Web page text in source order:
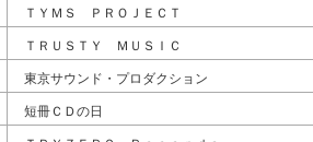
ＴＹＭＳ ＰＲＯＪＥＣＴ
ＴＲＵＳＴＹ ＭＵＳＩＣ
東京サウンド・プロダクション
短冊ＣＤの日